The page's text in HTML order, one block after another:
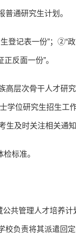
通研究生计划。
登记表一份”；②“
反面一份”。
高层次骨干人才研
学位研究生招生工
及时关注相关通知
标准。
共管理人才培养
负责将其派遣回定